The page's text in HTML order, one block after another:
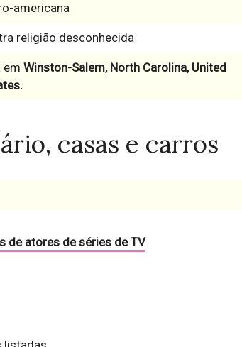
americana
religião desconhecida
em Winston-Salem, North Carolina, United
casas e carros
de atores de séries de TV